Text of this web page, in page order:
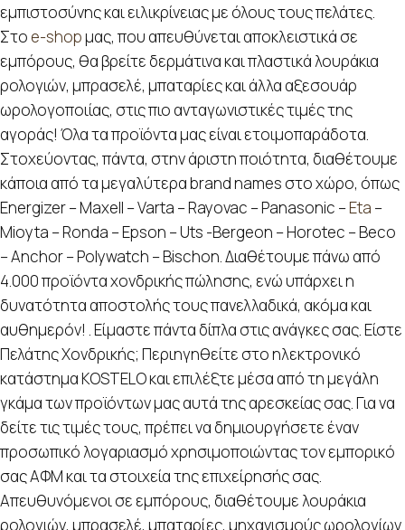
εμπιστοσύνης και ειλικρίνειας με όλους τους πελάτες.
Στο e-shopμας, που απευθύνεται αποκλειστικά σε
εμπόρους, θα βρείτε δερμάτινα και πλαστικά λουράκια
ρολογιών, μπρασελέ, μπαταρίες και άλλα αξεσουάρ
ωρολογοποιίας, στις πιο ανταγωνιστικές τιμές της
αγοράς! Όλα τα προϊόντα μας είναι ετοιμοπαράδοτα.
Στοχεύοντας, πάντα, στην άριστη ποιότητα, διαθέτουμε
κάποια από τα μεγαλύτερα brand names στο χώρο, όπως
Energizer – Maxell – Varta – Rayovac – Panasonic –Eta –
Mioyta – Ronda – Epson – Uts -Bergeon – Horotec – Beco
– Anchor – Polywatch – Bischon. Διαθέτουμε πάνω από
4.000 προϊόντα χονδρικής πώλησης, ενώ υπάρχει η
δυνατότητα αποστολής τους πανελλαδικά, ακόμα και
αυθημερόν! . Είμαστε πάντα δίπλα στις ανάγκες σας. Είστε
Πελάτης Χονδρικής; Περιηγηθείτε στο ηλεκτρονικό
κατάστημα KOSTELO και επιλέξτε μέσα από τη μεγάλη
γκάμα των προϊόντων μας αυτά της αρεσκείας σας. Για να
δείτε τις τιμές τους, πρέπει να δημιουργήσετε έναν
προσωπικό λογαριασμό χρησιμοποιώντας τον εμπορικό
σας ΑΦΜ και τα στοιχεία της επιχείρησής σας.
Απευθυνόμενοι σε εμπόρους, διαθέτουμε λουράκια
ρολογιών, μπρασελέ, μπαταρίες, μηχανισμούς ωρολογίων